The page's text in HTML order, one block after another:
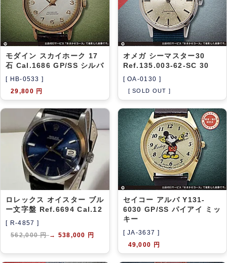
モダイン スカイホーク 17
石 Cal.1686 GP/SS シルバ
[ HB-0533 ]
29,800 円
オメガ シーマスター30
Ref.135.003-62-SC 30
[ OA-0130 ]
[ SOLD OUT ]
ロレックス オイスター ブル
ー文字盤 Ref.6694 Cal.12
[ R-4857 ]
562,000 円→ 538,000 円
セイコー アルバ Y131-
6030 GP/SS パイアイ ミッ
キー
[ JA-3637 ]
49,000 円